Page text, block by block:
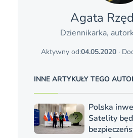
Agata
Dziennikarka,
Aktywny od:04.05.2020 ·
INNE ARTYKUŁY TEGO
Polska
Satelity